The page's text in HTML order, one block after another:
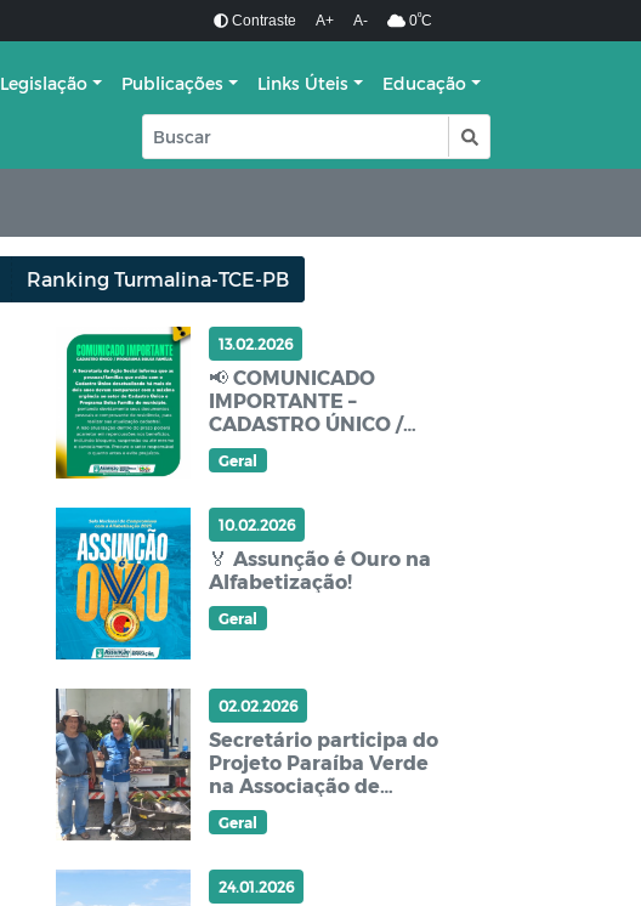
Contraste A+ A- 0ºC
Legislação Publicações Links Úteis Educação
Ranking Turmalina-TCE-PB
13.02.2026
📢 COMUNICADO
IMPORTANTE –
CADASTRO ÚNICO /
BOLSA FAMÍLIA
Geral
10.02.2026
🏅 Assunção é Ouro na
Alfabetização!
Geral
02.02.2026
Secretário participa do
Projeto Paraíba Verde
na Associação de
Promoção Sócio
Cultural
Geral
24.01.2026